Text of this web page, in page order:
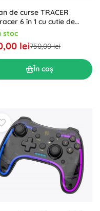
de curse TRACER
6 în 1 cu cutie de
manuală
stoc
lei750,00 lei
În coș